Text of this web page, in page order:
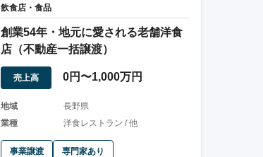
飲食店・食品
創業54年・地元に愛される老舗洋食
店（不動産一括譲渡）
売上高 0円〜1,000万円
地域
長野県
業種
洋食レストラン / 他
事業譲渡 専門家あり